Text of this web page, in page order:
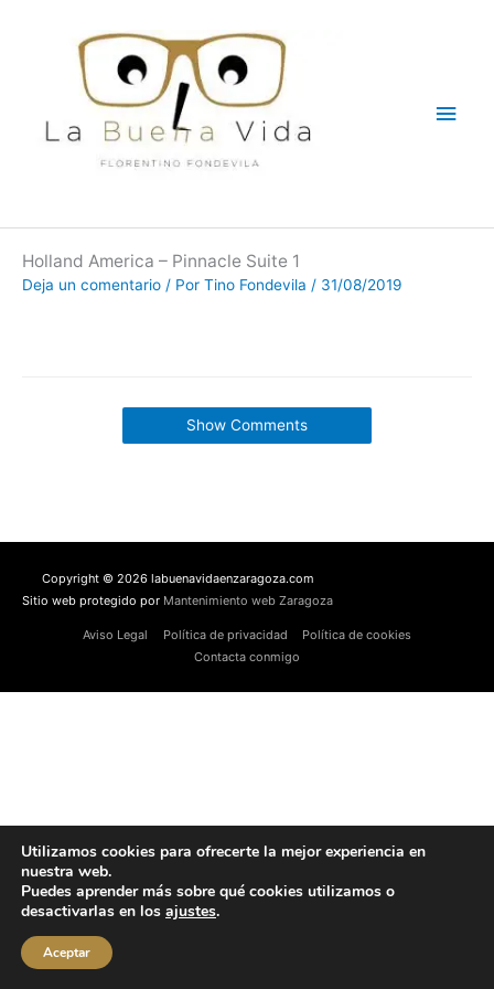
Holland America – Pinnacle Suite 1
Deja un comentario / Por Tino Fondevila / 31/08/2019
Show Comments
Copyright © 2026 labuenavidaenzaragoza.com
Sitio web protegido por Mantenimiento web Zaragoza
Aviso Legal Política de privacidad
Política de cookies
Contacta conmigo
Utilizamos cookies para ofrecerte la mejor experiencia en
nuestra web.
Puedes aprender más sobre qué cookies utilizamos o
desactivarlas en los ajustes.
Aceptar